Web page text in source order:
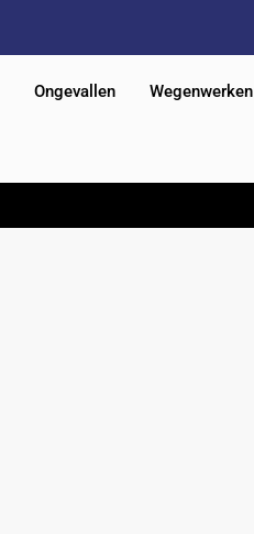
Ongevallen Wegenwerken